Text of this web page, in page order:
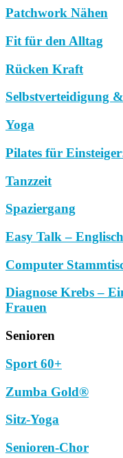
Patchwork Nähen
Fit für den Alltag
Rücken Kraft
Selbstverteidigung
Yoga
Pilates für
Tanzzeit
Spaziergang
Easy Talk –
Computer
Diagnose Krebs –
Frauen
Senioren
Sport 60+
Zumba Gold®
Sitz-Yoga
Senioren-Chor